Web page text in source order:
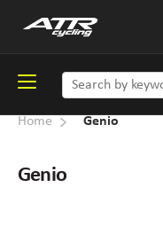
Home Genio
Genio